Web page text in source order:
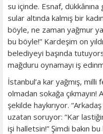
su içinde. Esnaf,
sular altında kalmış bir
böyle, ne zaman yağmur
bu böyle!” Kardeşim on
belediyeyi başında
mağduru oynamayı iş
İstanbul’a kar yağmış, milli
olmadan sokağa
şekilde haykırıyor.
uzatan soruyor: “Kar
işi halletsin!” Şimdi bakın